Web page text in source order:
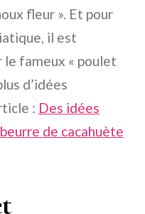
fleur ». Et pour
il est
le fameux « poulet
d’idées
: Des idées
de cacahuète